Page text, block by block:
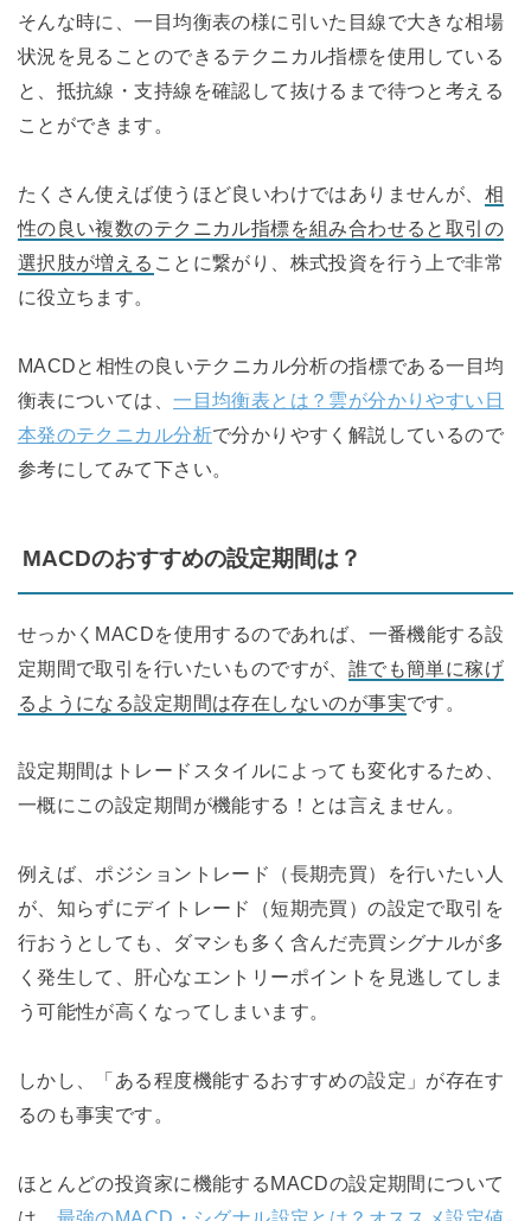
そんな時に、一目均衡表の様に引いた目線で大きな相場
状況を見ることのできるテクニカル指標を使用している
と、抵抗線・支持線を確認して抜けるまで待つと考える
ことができます。
たくさん使えば使うほど良いわけではありませんが、 相
性の良い複数のテクニカル指標を組み合わせると取引の
選択肢が増える ことに繋がり、株式投資を行う上で非常
に役立ちます。
MACDと相性の良いテクニカル分析の指標である一目均
衡表については、一目均衡表とは？雲が分かりやすい日
本発のテクニカル分析で分かりやすく解説しているので
参考にしてみて下さい。
MACDのおすすめの設定期間は？
せっかくMACDを使用するのであれば、一番機能する設
定期間で取引を行いたいものですが、 誰でも簡単に稼げ
るようになる設定期間は存在しないのが事実です。
設定期間はトレードスタイルによっても変化するため、
一概にこの設定期間が機能する！とは言えません。
例えば、ポジショントレード（長期売買）を行いたい人
が、知らずにデイトレード（短期売買）の設定で取引を
行おうとしても、ダマシも多く含んだ売買シグナルが多
く発生して、肝心なエントリーポイントを見逃してしま
う可能性が高くなってしまいます。
しかし、「ある程度機能するおすすめの設定」が存在す
るのも事実です。
ほとんどの投資家に機能するMACDの設定期間について